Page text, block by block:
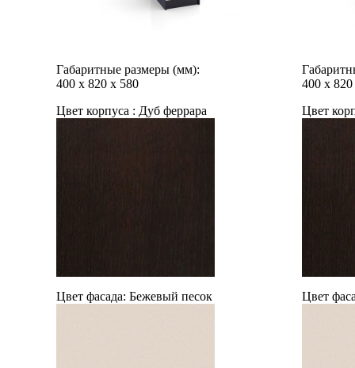
Габаритные размеры (мм):
400 х 820 х 580
Цвет корпуса : Дуб феррара
Цвет фасада: Бежевый песок
400 х 820
Цвет
Цвет